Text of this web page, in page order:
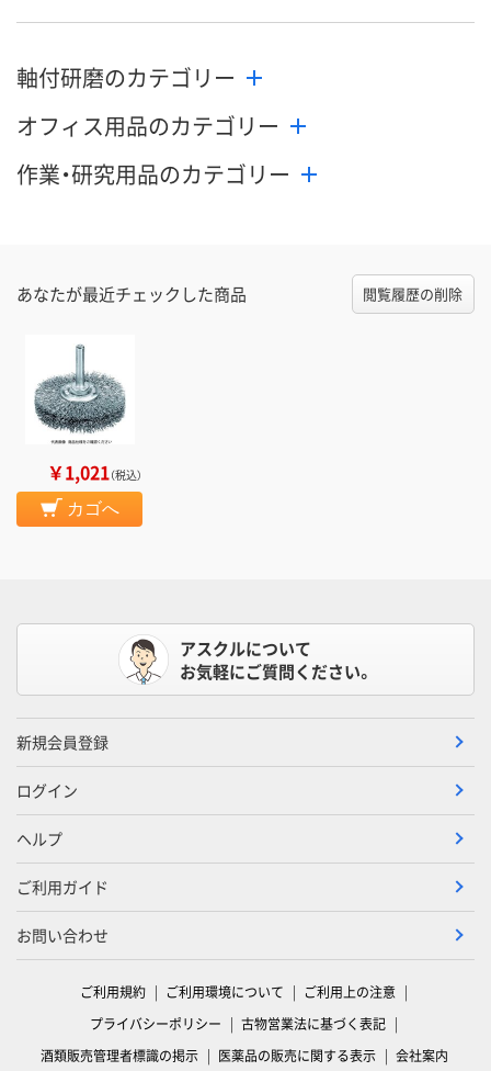
数量
カゴへ
数量
軸付研磨のカテゴリー
オフィス用品のカテゴリー
作業・研究用品のカテゴリー
あなたが最近チェックした商品 閲覧履歴の削除
￥1,021（税込）
カゴへ
アスクルについて
お気軽にご質問ください。
新規会員登録
ログイン
ヘルプ
ご利用ガイド
お問い合わせ
ご利用規約 ご利用環境について
ご利用上の注意
プライバシーポリシー
古物営業法に基づく表記
酒類販売管理者標識の掲示
医薬品の販売に関する表示 会社案内